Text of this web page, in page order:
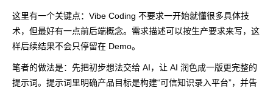
这里有一个关键点：Vibe Coding 不要求一开始就懂很多具体技
术，但最好有一点前后端概念。需求描述可以按生产要求来写，这
样后续结果不会只停留在 Demo。
笔者的做法是：先把初步想法交给 AI，让 AI 润色成一版更完整的
提示词。提示词里明确产品目标是构建“可信知识录入平台”，并告